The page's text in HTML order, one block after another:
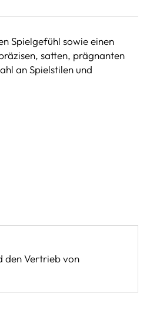
Spielgefühl sowie einen
satten, prägnanten
an Spielstilen und
den Vertrieb von